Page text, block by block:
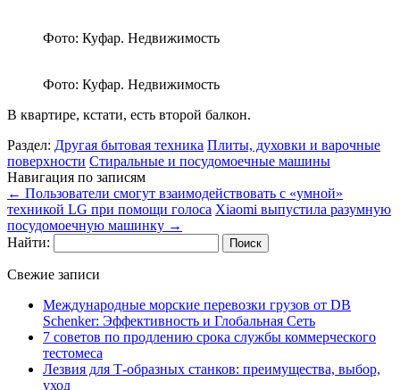
Фото: Куфар. Недвижимость
Фото: Куфар. Недвижимость
В квартире, кстати, есть второй балкон.
Раздел: Другая бытовая техника Плиты, духовки и варочные
поверхности Стиральные и посудомоечные машины
Навигация по записям
← Пользователи смогут взаимодействовать с «умной»
техникой LG при помощи голоса Xiaomi выпустила разумную
посудомоечную машинку →
Найти:
Свежие записи
Международные морские перевозки грузов от DB
Schenker: Эффективность и Глобальная Сеть
7 советов по продлению срока службы коммерческого
тестомеса
Лезвия для Т-образных станков: преимущества, выбор,
уход